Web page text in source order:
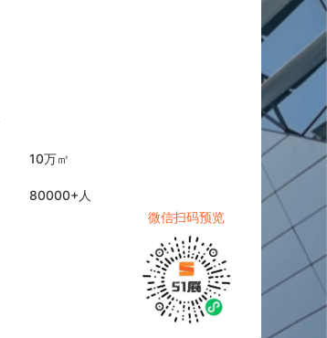
10万㎡
80000+人
微信扫码预览